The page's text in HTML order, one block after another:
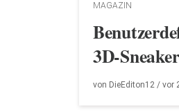
MAGAZIN
3D-
von DieEditon12 / vor